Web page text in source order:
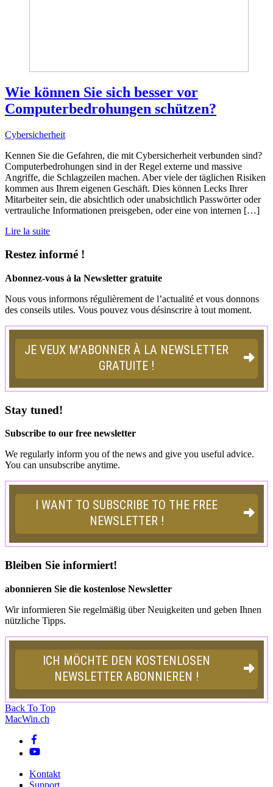
Wie können Sie sich besser vor
Computerbedrohungen schützen?
Cybersicherheit
Kennen Sie die Gefahren, die mit Cybersicherheit verbunden sind?
Computerbedrohungen sind in der Regel externe und massive
Angriffe, die Schlagzeilen machen. Aber viele der täglichen Risiken
kommen aus Ihrem eigenen Geschäft. Dies können Lecks Ihrer
Mitarbeiter sein, die absichtlich oder unabsichtlich Passwörter oder
vertrauliche Informationen preisgeben, oder eine von internen […]
Lire la suite
Restez informé !
Abonnez-vous à la Newsletter gratuite
Nous vous informons régulièrement de l’actualité et vous donnons
des conseils utiles. Vous pouvez vous désinscrire à tout moment.
Stay tuned!
Subscribe to our free newsletter
We regularly inform you of the news and give you useful advice.
You can unsubscribe anytime.
Bleiben Sie informiert!
abonnieren Sie die kostenlose Newsletter
Wir informieren Sie regelmäßig über Neuigkeiten und geben Ihnen
nützliche Tipps.
Back To Top
MacWin.ch
Kontakt
Support